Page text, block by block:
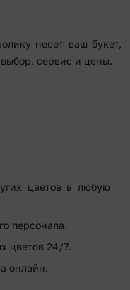
несет ваш букет,
сервис и цены.
цветов в любую
персонала.
цветов 24/7.
онлайн.